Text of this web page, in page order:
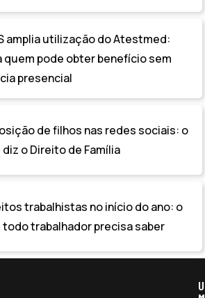
amplia utilização do Atestmed:
quem pode obter benefício sem
presencial
de filhos nas redes sociais: o
diz o Direito de Família
trabalhistas no início do ano: o
todo trabalhador precisa saber